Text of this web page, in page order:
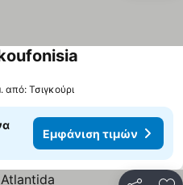
από: Τσιγκούρι
Εμφάνιση τιμών